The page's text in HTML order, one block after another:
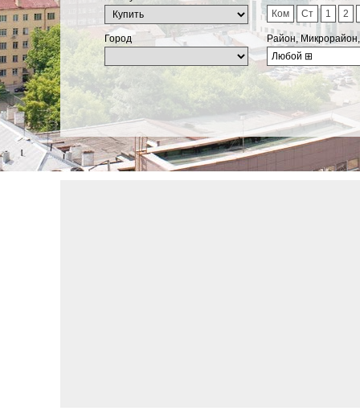
Ком
Ст 1 2
Город
Район,
Любой ⊞